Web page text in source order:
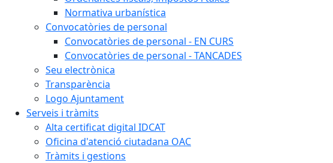
Normativa urbanística
Convocatòries de personal
Convocatòries de personal - EN CURS
Convocatòries de personal - TANCADES
Seu electrònica
Transparència
Logo Ajuntament
Serveis i tràmits
Alta certificat digital IDCAT
Oficina d'atenció ciutadana OAC
Tràmits i gestions